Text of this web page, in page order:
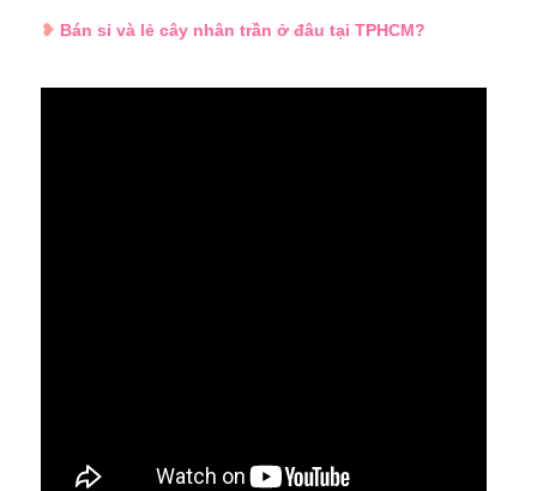
❥ Bán sỉ và lẻ cây nhân trần ở đâu tại TPHCM?